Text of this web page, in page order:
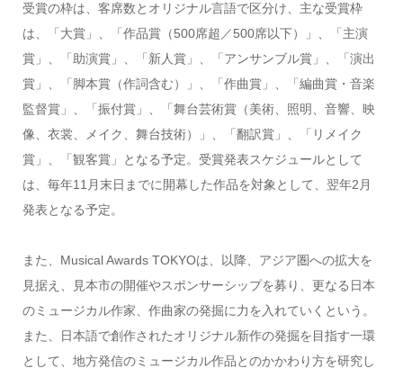
受賞の枠は、客席数とオリジナル言語で区分け、主な受賞枠
は、「大賞」、「作品賞（500席超／500席以下）」、「主演
賞」、「助演賞」、「新人賞」、「アンサンブル賞」、「演出
賞」、「脚本賞（作詞含む）」、「作曲賞」、「編曲賞・音楽
監督賞」、「振付賞」、「舞台芸術賞（美術、照明、音響、映
像、衣裳、メイク、舞台技術）」、「翻訳賞」、「リメイク
賞」、「観客賞」となる予定。受賞発表スケジュールとして
は、毎年11月末日までに開幕した作品を対象として、翌年2月
発表となる予定。
また、Musical Awards TOKYOは、以降、アジア圏への拡大を
見据え、見本市の開催やスポンサーシップを募り、更なる日本
のミュージカル作家、作曲家の発掘に力を入れていくという。
また、日本語で創作されたオリジナル新作の発掘を目指す一環
として、地方発信のミュージカル作品とのかかわり方を研究し